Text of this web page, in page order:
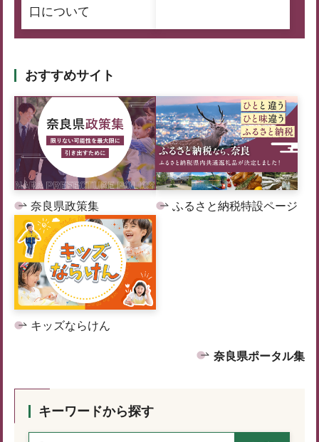
口について
おすすめサイト
奈良県政策集 ふるさと納税特設ページ
キッズならけん
奈良県ポータル集
キーワードから探す